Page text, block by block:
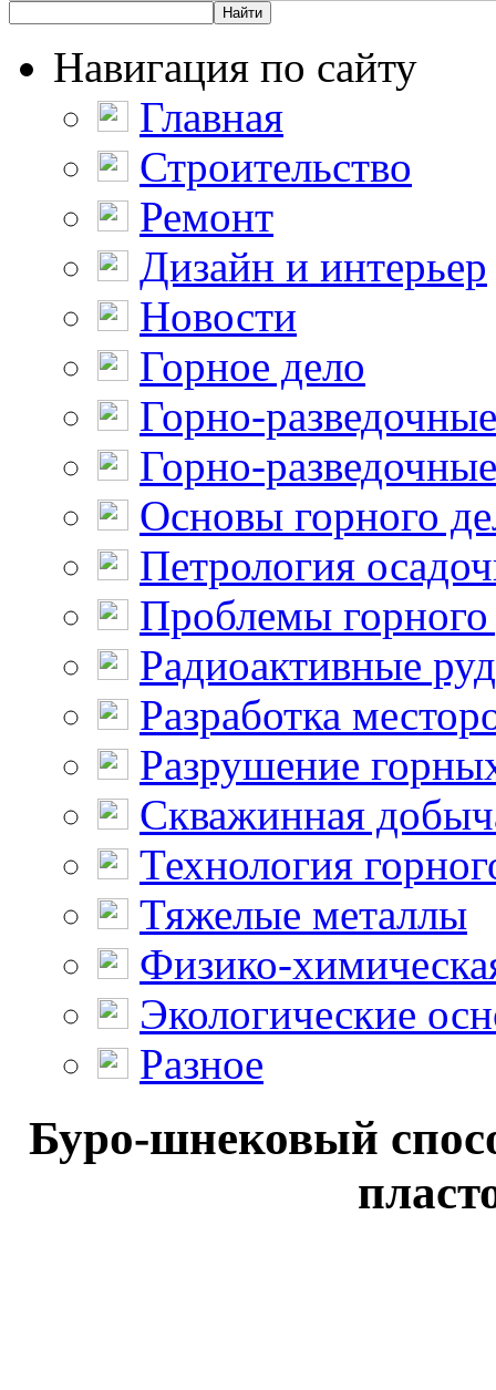
Навигация по сайту
Главная
Строительство
Ремонт
Дизайн и интерьер
Новости
Горное дело
Горно-
Горно-
Основы горного
Петрология
Проблемы горного
Радиоактивные
Разработка
Разрушение
Скважинная
Технология
Тяжелые металлы
Физико-
Экологические
Разное
Буро-шнековый